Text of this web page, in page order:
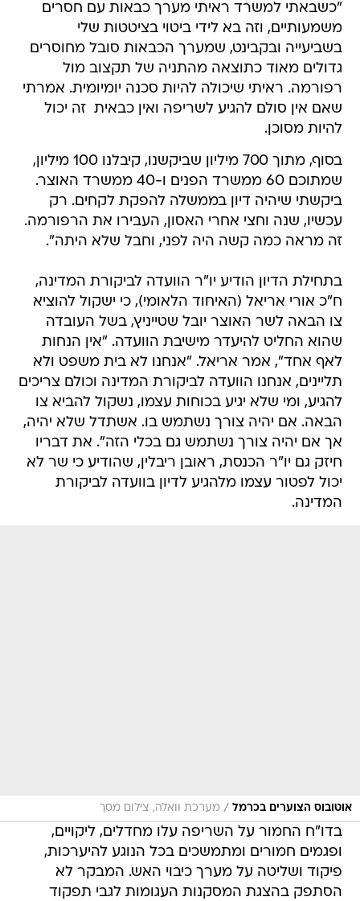
"כשבאתי למשרד ראיתי מערך כבאות עם חסרים
משמעותיים, וזה בא לידי ביטוי בציטטות שלי
בשביעייה ובקבינט, שמערך הכבאות סובל מחוסרים
גדולים מאוד כתוצאה מהתניה של תקצוב מול
רפורמה. ראיתי שיכולה להיות סכנה יומיומית. אמרתי
שאם אין סולם להגיע לשריפה ואין כבאית  זה יכול
להיות מסוכן.
בסוף, מתוך 700 מיליון שביקשנו, קיבלנו 100 מיליון,
שמתוכם 60 ממשרד הפנים ו-40 ממשרד האוצר.
ביקשתי שיהיה דיון בממשלה להפקת לקחים. רק
עכשיו, שנה וחצי אחרי האסון, העבירו את הרפורמה.
זה מראה כמה קשה היה לפני, וחבל שלא היתה".
בתחילת הדיון הודיע יו"ר הוועדה לביקורת המדינה,
ח"כ אורי אריאל (האיחוד הלאומי), כי ישקול להוציא
צו הבאה לשר האוצר יובל שטייניץ, בשל העובדה
שהוא החליט להיעדר מישיבת הוועדה. "אין הנחות
לאף אחד", אמר אריאל. "אנחנו לא בית משפט ולא
תליינים, אנחנו הוועדה לביקורת המדינה וכולם צריכים
להגיע, ומי שלא יגיע בכוחות עצמו, נשקול להביא צו
הבאה. אם יהיה צורך נשתמש בו. אשתדל שלא יהיה,
אך אם יהיה צורך נשתמש גם בכלי הזה". את דבריו
חיזק גם יו"ר הכנסת, ראובן ריבלין, שהודיע כי שר לא
יכול לפטור עצמו מלהגיע לדיון בוועדה לביקורת
המדינה.
אוטובוס הצוערים בכרמל / מערכת וואלה, צילום מסך
בדו"ח החמור על השריפה עלו מחדלים, ליקויים,
ופגמים חמורים ומתמשכים בכל הנוגע להיערכות,
פיקוד ושליטה על מערך כיבוי האש. המבקר לא
הסתפק בהצגת המסקנות העגומות לגבי תפקוד